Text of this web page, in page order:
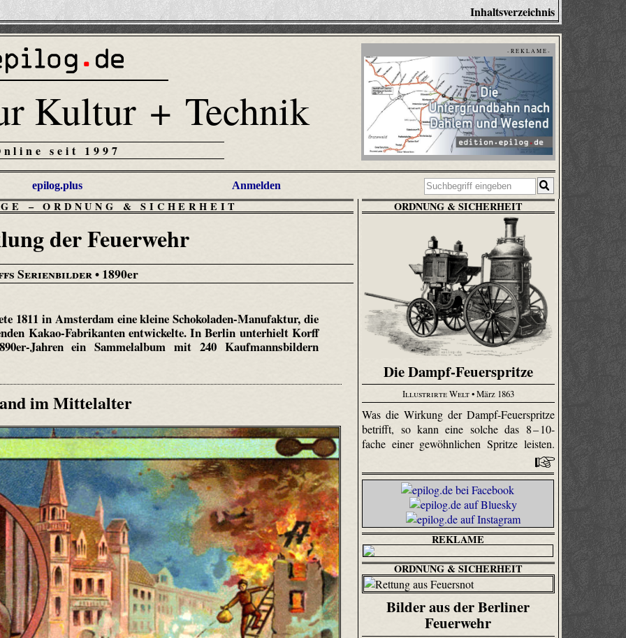
Inhaltsverzeichnis
Kultur + Technik
seit 1997
- R E K L A M E -
epilog.plus Anmelden
–ORDNUNG & SICHERHEIT
der Feuerwehr
Serienbilder• 1890er
1811 in Amsterdam eine kleine Schokoladen-Manufaktur, die
Kakao-Fabrikanten entwickelte. In Berlin unterhielt Korff
Jahren ein Sammelalbum mit 240 Kaufmannsbildern
im Mittelalter
ORDNUNG & SICHERHEIT
Die Dampf-Feuerspritze
Illustrirte Welt• März 1863
Was die Wirkung der Dampf-Feuerspritze
betrifft, so kann eine solche das 8 – 10-
fache einer gewöhnlichen Spritze leisten.
REKLAME
ORDNUNG & SICHERHEIT
Bilder aus der Berliner
Feuerwehr